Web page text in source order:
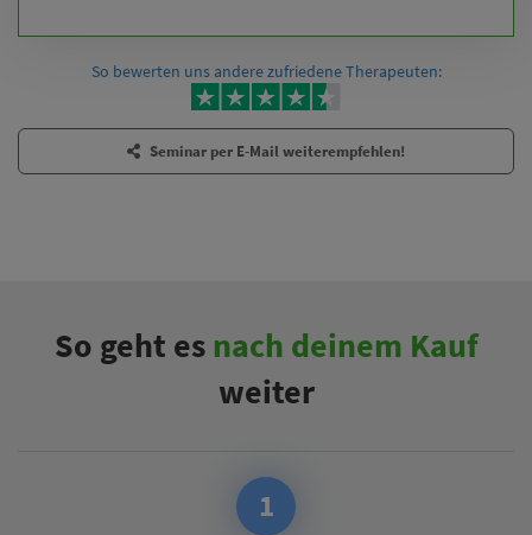
So bewerten uns andere zufriedene Therapeuten:
Seminar per E-Mail weiterempfehlen!
So geht es nach deinem Kauf
weiter
1